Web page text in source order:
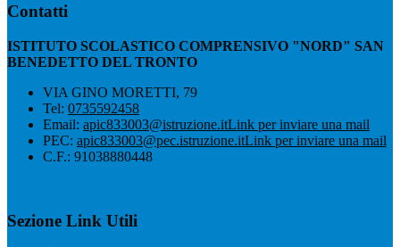
Contatti
ISTITUTO SCOLASTICO COMPRENSIVO "NORD" SAN
BENEDETTO DEL TRONTO
VIA GINO MORETTI, 79
Tel: 0735592458
Email: apic833003@istruzione.itLink per inviare una mail
PEC: apic833003@pec.istruzione.itLink per inviare una mail
C.F.: 91038880448
Sezione Link Utili